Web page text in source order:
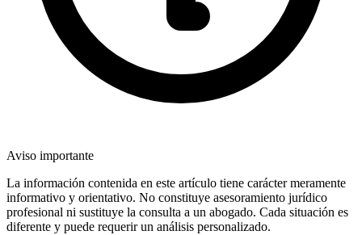
Aviso importante
La información contenida en este artículo tiene carácter meramente
informativo y orientativo. No constituye asesoramiento jurídico
profesional ni sustituye la consulta a un abogado. Cada situación es
diferente y puede requerir un análisis personalizado.